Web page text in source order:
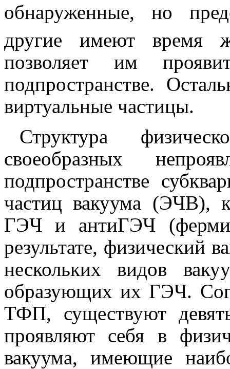
обнаруженные, но
другие имеют время
позволяет им
подпространстве.
виртуальные частицы.
Структура
своеобразных
подпространстве
частиц вакуума (ЭЧВ),
ГЭЧ и антиГЭЧ
результате, физический
нескольких видов
образующих их ГЭЧ.
ТФП, существуют
проявляют себя в
вакуума, имеющие